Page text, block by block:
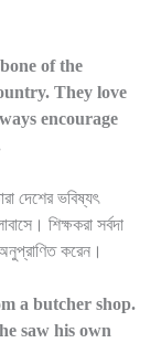
of the
They love
encourage
দেশের ভবিষ্যৎ
শিক্ষকরা সর্বদা
করেন।
a butcher shop.
saw his own